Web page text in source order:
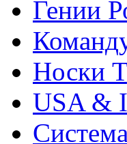
Гении
Носки
USA &